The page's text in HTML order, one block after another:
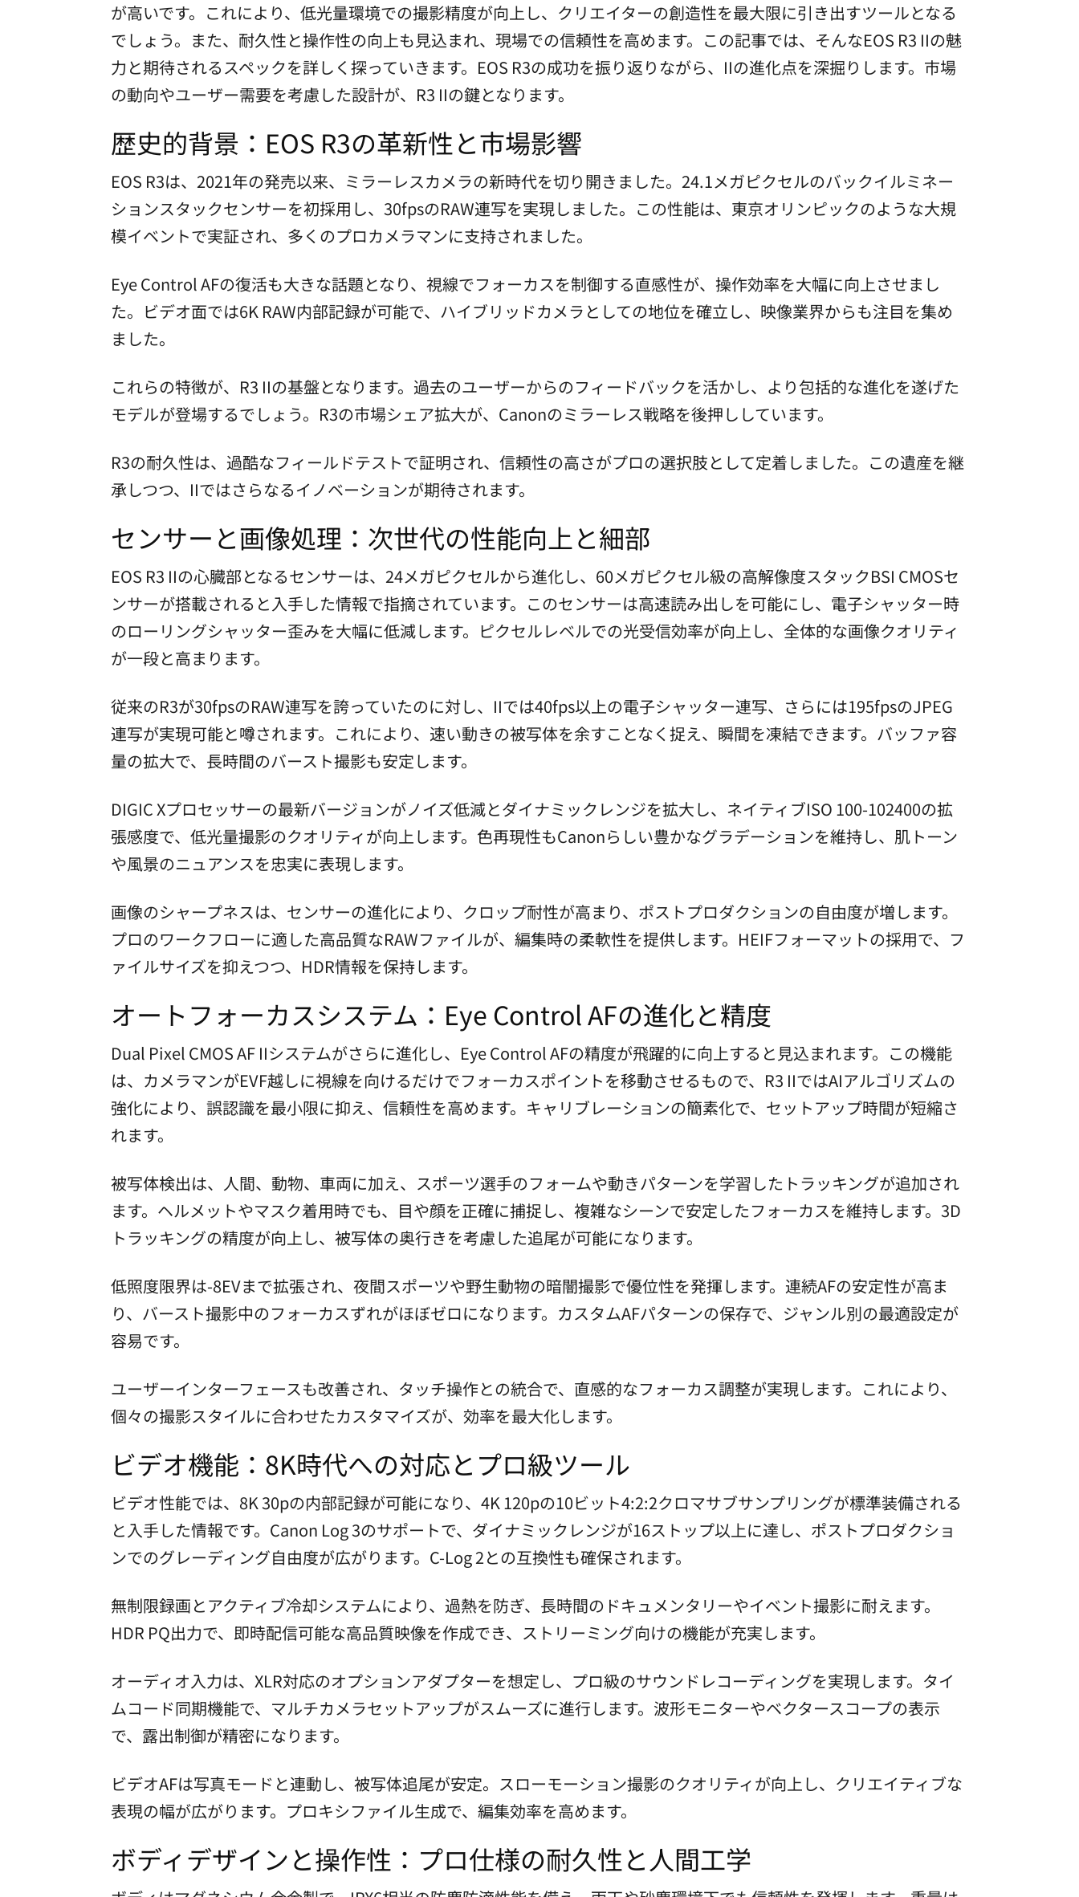
が高いです。これにより、低光量環境での撮影精度が向上し、クリエイターの創造性を最大限に引き出すツールとなる
でしょう。また、耐久性と操作性の向上も見込まれ、現場での信頼性を高めます。この記事では、そんなEOS R3 IIの魅
力と期待されるスペックを詳しく探っていきます。EOS R3の成功を振り返りながら、IIの進化点を深掘りします。市場
の動向やユーザー需要を考慮した設計が、R3 IIの鍵となります。
歴史的背景：EOS R3の革新性と市場影響
EOS R3は、2021年の発売以来、ミラーレスカメラの新時代を切り開きました。24.1メガピクセルのバックイルミネー
ションスタックセンサーを初採用し、30fpsのRAW連写を実現しました。この性能は、東京オリンピックのような大規
模イベントで実証され、多くのプロカメラマンに支持されました。
Eye Control AFの復活も大きな話題となり、視線でフォーカスを制御する直感性が、操作効率を大幅に向上させまし
た。ビデオ面では6K RAW内部記録が可能で、ハイブリッドカメラとしての地位を確立し、映像業界からも注目を集め
ました。
これらの特徴が、R3 IIの基盤となります。過去のユーザーからのフィードバックを活かし、より包括的な進化を遂げた
モデルが登場するでしょう。R3の市場シェア拡大が、Canonのミラーレス戦略を後押ししています。
R3の耐久性は、過酷なフィールドテストで証明され、信頼性の高さがプロの選択肢として定着しました。この遺産を継
承しつつ、IIではさらなるイノベーションが期待されます。
センサーと画像処理：次世代の性能向上と細部
EOS R3 IIの心臓部となるセンサーは、24メガピクセルから進化し、60メガピクセル級の高解像度スタックBSI CMOSセ
ンサーが搭載されると入手した情報で指摘されています。このセンサーは高速読み出しを可能にし、電子シャッター時
のローリングシャッター歪みを大幅に低減します。ピクセルレベルでの光受信効率が向上し、全体的な画像クオリティ
が一段と高まります。
従来のR3が30fpsのRAW連写を誇っていたのに対し、IIでは40fps以上の電子シャッター連写、さらには195fpsのJPEG
連写が実現可能と噂されます。これにより、速い動きの被写体を余すことなく捉え、瞬間を凍結できます。バッファ容
量の拡大で、長時間のバースト撮影も安定します。
DIGIC Xプロセッサーの最新バージョンがノイズ低減とダイナミックレンジを拡大し、ネイティブISO 100-102400の拡
張感度で、低光量撮影のクオリティが向上します。色再現性もCanonらしい豊かなグラデーションを維持し、肌トーン
や風景のニュアンスを忠実に表現します。
画像のシャープネスは、センサーの進化により、クロップ耐性が高まり、ポストプロダクションの自由度が増します。
プロのワークフローに適した高品質なRAWファイルが、編集時の柔軟性を提供します。HEIFフォーマットの採用で、フ
ァイルサイズを抑えつつ、HDR情報を保持します。
オートフォーカスシステム：Eye Control AFの進化と精度
Dual Pixel CMOS AF IIシステムがさらに進化し、Eye Control AFの精度が飛躍的に向上すると見込まれます。この機能
は、カメラマンがEVF越しに視線を向けるだけでフォーカスポイントを移動させるもので、R3 IIではAIアルゴリズムの
強化により、誤認識を最小限に抑え、信頼性を高めます。キャリブレーションの簡素化で、セットアップ時間が短縮さ
れます。
被写体検出は、人間、動物、車両に加え、スポーツ選手のフォームや動きパターンを学習したトラッキングが追加され
ます。ヘルメットやマスク着用時でも、目や顔を正確に捕捉し、複雑なシーンで安定したフォーカスを維持します。3D
トラッキングの精度が向上し、被写体の奥行きを考慮した追尾が可能になります。
低照度限界は-8EVまで拡張され、夜間スポーツや野生動物の暗闇撮影で優位性を発揮します。連続AFの安定性が高ま
り、バースト撮影中のフォーカスずれがほぼゼロになります。カスタムAFパターンの保存で、ジャンル別の最適設定が
容易です。
ユーザーインターフェースも改善され、タッチ操作との統合で、直感的なフォーカス調整が実現します。これにより、
個々の撮影スタイルに合わせたカスタマイズが、効率を最大化します。
ビデオ機能：8K時代への対応とプロ級ツール
ビデオ性能では、8K 30pの内部記録が可能になり、4K 120pの10ビット4:2:2クロマサブサンプリングが標準装備される
と入手した情報です。Canon Log 3のサポートで、ダイナミックレンジが16ストップ以上に達し、ポストプロダクショ
ンでのグレーディング自由度が広がります。C-Log 2との互換性も確保されます。
無制限録画とアクティブ冷却システムにより、過熱を防ぎ、長時間のドキュメンタリーやイベント撮影に耐えます。
HDR PQ出力で、即時配信可能な高品質映像を作成でき、ストリーミング向けの機能が充実します。
オーディオ入力は、XLR対応のオプションアダプターを想定し、プロ級のサウンドレコーディングを実現します。タイ
ムコード同期機能で、マルチカメラセットアップがスムーズに進行します。波形モニターやベクタースコープの表示
で、露出制御が精密になります。
ビデオAFは写真モードと連動し、被写体追尾が安定。スローモーション撮影のクオリティが向上し、クリエイティブな
表現の幅が広がります。プロキシファイル生成で、編集効率を高めます。
ボディデザインと操作性：プロ仕様の耐久性と人間工学